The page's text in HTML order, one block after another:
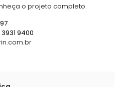
o projeto completo.
3931 9400